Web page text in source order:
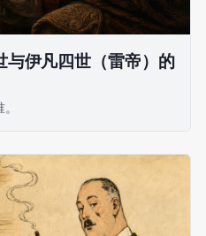
伊凡四世（雷帝）的